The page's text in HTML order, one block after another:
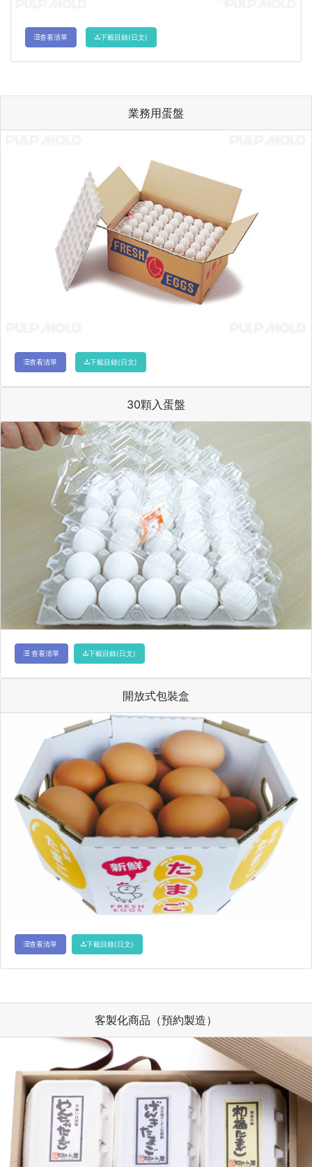
查看清單 下載目錄(日文)
業務用蛋盤
查看清單 下載目錄(日文)
30顆入蛋盤
查看清單 下載目錄(日文)
開放式包裝盒
查看清單 下載目錄(日文)
客製化商品（預約製造）